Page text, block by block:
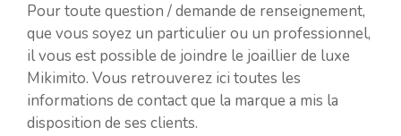
Pour toute question / demande de renseignement,
que vous soyez un particulier ou un professionnel,
il vous est possible de joindre le joaillier de luxe
Mikimito. Vous retrouverez ici toutes les
informations de contact que la marque a mis la
disposition de ses clients.